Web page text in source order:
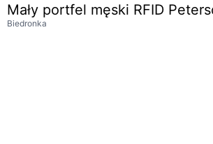
Mały portfel męski RFID
Biedronka